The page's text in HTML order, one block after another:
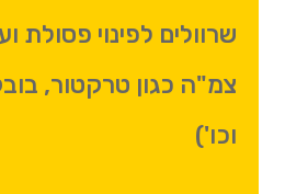
שרוולים לפינוי פסולת
צמ"ה כגון טרקטור,
וכו')